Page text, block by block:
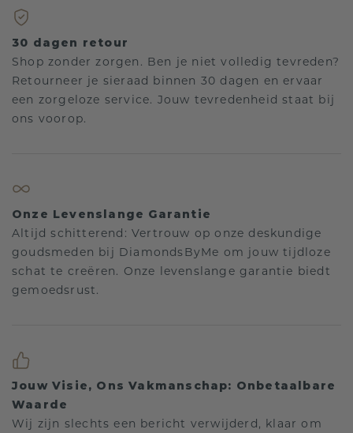
30 dagen retour
Shop zonder zorgen. Ben je niet volledig tevreden?
Retourneer je sieraad binnen 30 dagen en ervaar
een zorgeloze service. Jouw tevredenheid staat bij
ons voorop.
Onze Levenslange Garantie
Altijd schitterend: Vertrouw op onze deskundige
goudsmeden bij DiamondsByMe om jouw tijdloze
schat te creëren. Onze levenslange garantie biedt
gemoedsrust.
Jouw Visie, Ons Vakmanschap: Onbetaalbare
Waarde
Wij zijn slechts een bericht verwijderd, klaar om